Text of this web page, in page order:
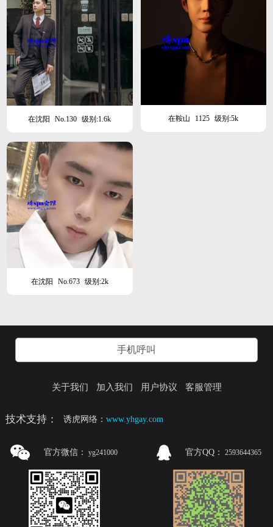
在沈阳 No.130 级别:1.6k 在鞍山 1125 级别:5k
在沈阳 No.673 级别:2k
手机呼叫
关于我们 加入我们 用户协议 客服管理
技术支持： 诱虎网络：www.yhgay.com
官方微信： yg241000 官方QQ： 2593644365